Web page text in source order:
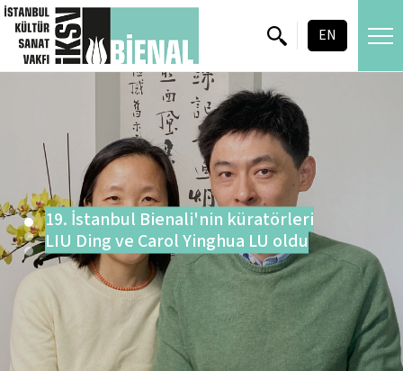
skip content
EN
19. İstanbul Bienali'nin küratörleri
LIU Ding ve Carol Yinghua LU oldu